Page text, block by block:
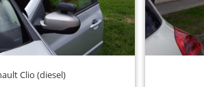
Clio (diesel)